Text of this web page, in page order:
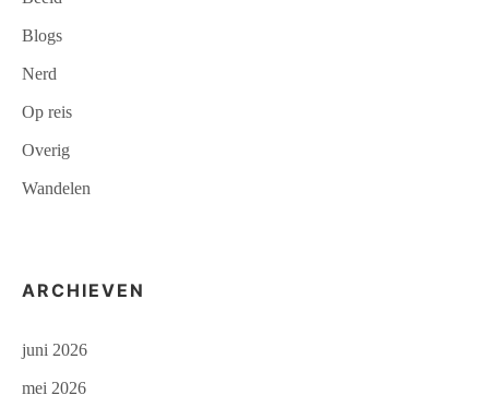
Blogs
Nerd
Op reis
Overig
Wandelen
ARCHIEVEN
juni 2026
mei 2026